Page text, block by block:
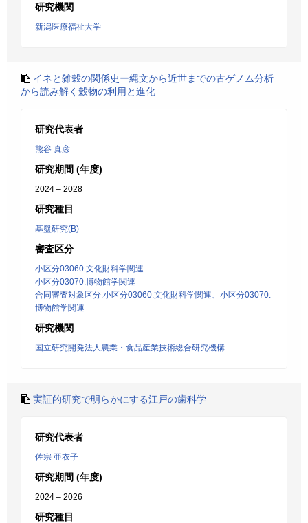
研究機関
新潟医療福祉大学
イネと雑穀の関係史ー縄文から近世までの古ゲノム分析
から読み解く穀物の利用と進化
研究代表者
熊谷 真彦
研究期間 (年度)
2024 – 2028
研究種目
基盤研究(B)
審査区分
小区分03060:文化財科学関連
小区分03070:博物館学関連
合同審査対象区分:小区分03060:文化財科学関連、小区分03070:
博物館学関連
研究機関
国立研究開発法人農業・食品産業技術総合研究機構
実証的研究で明らかにする江戸の歯科学
研究代表者
佐宗 亜衣子
研究期間 (年度)
2024 – 2026
研究種目